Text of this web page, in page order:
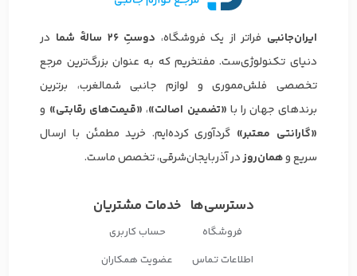
ایران‌جانبی فراتر از یک فروشگاه، دوستِ ۲۶ سالهٔ شما
در
دنیای تکنولوژی‌ست. مفتخریم که به عنوان بزرگ‌ترین مرجع
تخصصی فلش‌مموری و لوازم جانبی شمالغرب، برترین
برندهای جهان را با «تضمین اصالت»، «قیمت‌های رقابتی» و
«گارانتی معتبر» گردآوری کرده‌ایم. خرید مطمئن با ارسال
سریع وهمان‌روزدر آذربایجان‌شرقی، تخصص ماست.
دسترسی‌ها
فروشگاه
اطلاعات تماس
خدمات مشتریان
حساب کاربری
عضویت همکاران